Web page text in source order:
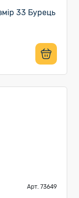
33 Бурець
Арт. 73649